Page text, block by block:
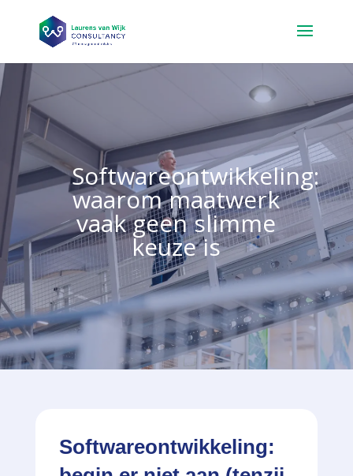
Softwareontwikkeling:
waarom maatwerk
vaak geen slimme
keuze is
Softwareontwikkeling: